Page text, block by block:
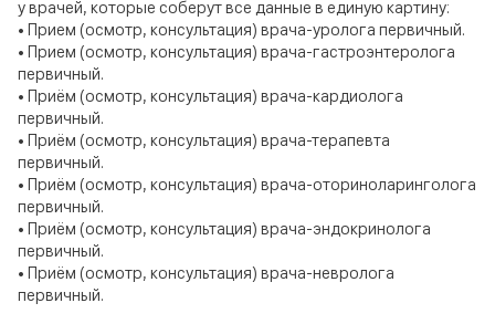
у врачей, которые соберут все данные в единую картину:
• Прием (осмотр, консультация) врача-уролога первичный.
• Прием (осмотр, консультация) врача-гастроэнтеролога
первичный.
• Приём (осмотр, консультация) врача-кардиолога
первичный.
• Приём (осмотр, консультация) врача-терапевта
первичный.
• Приём (осмотр, консультация) врача-оториноларинголога
первичный.
• Приём (осмотр, консультация) врача-эндокринолога
первичный.
• Приём (осмотр, консультация) врача-невролога
первичный.